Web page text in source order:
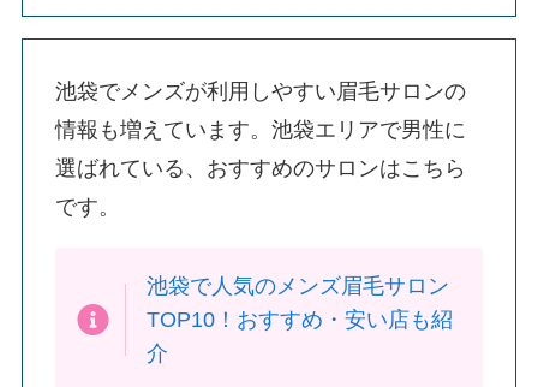
池袋でメンズが利用しやすい眉毛サロンの
情報も増えています。池袋エリアで男性に
選ばれている、おすすめのサロンはこちら
です。
池袋で人気のメンズ眉毛サロン
TOP10！おすすめ・安い店も紹
介